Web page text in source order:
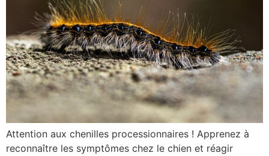
Attention aux chenilles processionnaires ! Apprenez à
reconnaître les symptômes chez le chien et réagir